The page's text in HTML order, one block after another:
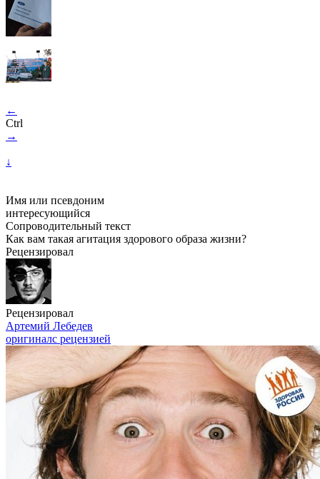
←
Ctrl
→
↓
Имя или псевдоним
интересующийся
Сопроводительный текст
Как вам такая агитация здорового образа жизни?
Рецензировал
Рецензировал
Артемий Лебедев
оригиналс рецензией